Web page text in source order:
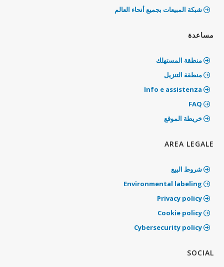
شبكة المبيعات بجميع أنحاء العالم
مساعدة
منطقة المستهلك
منطقة التنزيل
خريطة الموقع
AREA LEGALE
شروط البيع
‫SOCIAL